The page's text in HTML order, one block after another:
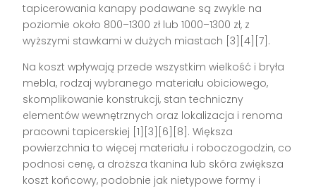
tapicerowania kanapy podawane są zwykle na
poziomie około 800–1300 zł lub 1000–1300 zł, z
wyższymi stawkami w dużych miastach [3][4][7].
Na koszt wpływają przede wszystkim wielkość i bryła
mebla, rodzaj wybranego materiału obiciowego,
skomplikowanie konstrukcji, stan techniczny
elementów wewnętrznych oraz lokalizacja i renoma
pracowni tapicerskiej [1][3][6][8]. Większa
powierzchnia to więcej materiału i roboczogodzin, co
podnosi cenę, a droższa tkanina lub skóra zwiększa
koszt końcowy, podobnie jak nietypowe formy i